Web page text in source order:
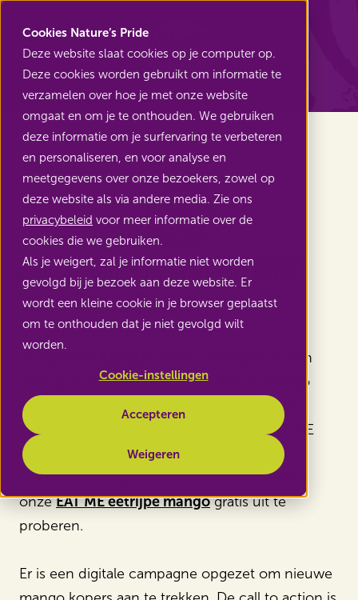
Cookies Nature’s Pride
Deze website slaat cookies op je computer op.
Deze cookies worden gebruikt om informatie te
verzamelen over hoe je met onze website
omgaat en om je te onthouden. We gebruiken
deze informatie om je surfervaring te verbeteren
en personaliseren, en voor analyse en
meetgegevens over onze bezoekers, zowel op
deze website als via andere media. Zie ons
privacybeleid voor meer informatie over de
cookies die we gebruiken.
Als je weigert, zal je informatie niet worden
gevolgd bij je bezoek aan deze website. Er
wordt een kleine cookie in je browser geplaatst
om te onthouden dat je niet gevolgd wilt
worden.
Cookie-instellingen
Accepteren
Weigeren
Terug naar Nieuws
Mango cashback actie zorgt
voor nieuwe fans
zomercampagne ‘Buiten
Eten’ gaat een nieuwe fase in met de mango
cashback actie. Als sinds mei inspireren we
consumenten om met onze heerlijke EAT ME
producten aan de slag te gaan. De mango
cashback actie geeft consumenten de kans
onzeEAT ME eetrijpe mangogratis uit te
proberen.
Er is een digitale campagne opgezet om nieuwe